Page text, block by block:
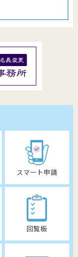
スマート申請
回覧板